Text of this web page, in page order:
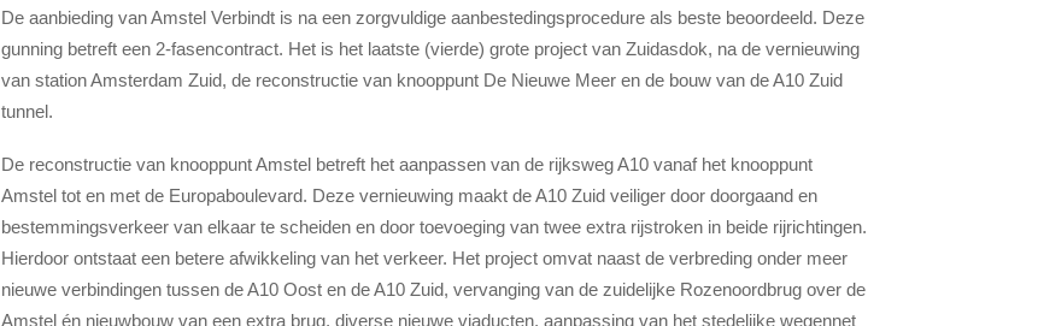
De aanbieding van Amstel Verbindt is na een zorgvuldige aanbestedingsprocedure als beste beoordeeld. Deze
gunning betreft een 2-fasencontract. Het is het laatste (vierde) grote project van Zuidasdok, na de vernieuwing
van station Amsterdam Zuid, de reconstructie van knooppunt De Nieuwe Meer en de bouw van de A10 Zuid
tunnel.
De reconstructie van knooppunt Amstel betreft het aanpassen van de rijksweg A10 vanaf het knooppunt
Amstel tot en met de Europaboulevard. Deze vernieuwing maakt de A10 Zuid veiliger door doorgaand en
bestemmingsverkeer van elkaar te scheiden en door toevoeging van twee extra rijstroken in beide rijrichtingen.
Hierdoor ontstaat een betere afwikkeling van het verkeer. Het project omvat naast de verbreding onder meer
nieuwe verbindingen tussen de A10 Oost en de A10 Zuid, vervanging van de zuidelijke Rozenoordbrug over de
Amstel én nieuwbouw van een extra brug, diverse nieuwe viaducten, aanpassing van het stedelijke wegennet